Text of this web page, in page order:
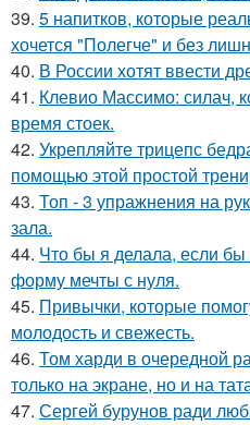
39. 5 напитков, которые
хочется "Полегче" и без
40. В России хотят ввести
41. Клевио Массимо: силач,
время стоек.
42. Укрепляйте трицепс
помощью этой простой
43. Топ - 3 упражнения на
зала.
44. Что бы я делала, если
форму мечты с нуля.
45. Привычки, которые
молодость и свежесть.
46. Том харди в очередной
только на экране, но и на
47. Сергей бурунов ради